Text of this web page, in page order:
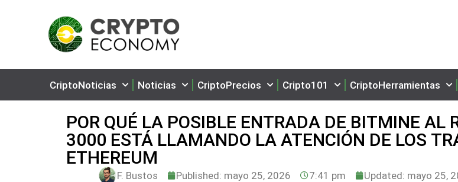
CriptoNoticias Noticias CriptoPrecios Cripto101 CriptoHerramientas
POR QUÉ LA POSIBLE ENTRADA DE BITMINE AL
3000 ESTÁ LLAMANDO LA ATENCIÓN DE LOS
ETHEREUM
F. Bustos Published: mayo 25, 2026 7:41 pm Updated: mayo 25,